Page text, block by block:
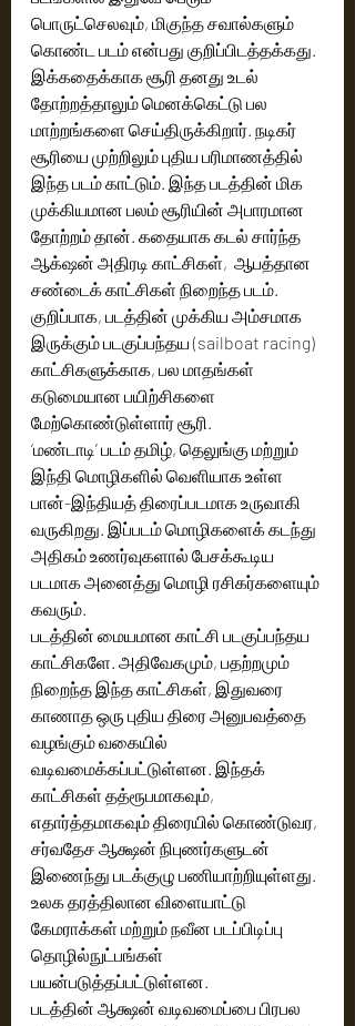
பொருட்செலவும், மிகுந்த சவால்களும்
கொண்ட படம் என்பது குறிப்பிடத்தக்கது.
இக்கதைக்காக சூரி தனது உடல்
தோற்றத்தாலும் மெனக்கெட்டு பல
மாற்றங்களை செய்திருக்கிறார். நடிகர்
சூரியை முற்றிலும் புதிய பரிமாணத்தில்
இந்த படம் காட்டும். இந்த படத்தின் மிக
முக்கியமான பலம் சூரியின் அபாரமான
தோற்றம் தான். கதையாக கடல் சார்ந்த
ஆக்‌ஷன் அதிரடி காட்சிகள்,  ஆபத்தான
சண்டைக் காட்சிகள் நிறைந்த படம்.
குறிப்பாக, படத்தின் முக்கிய அம்சமாக
இருக்கும் படகுப்பந்தய (sailboat racing)
காட்சிகளுக்காக, பல மாதங்கள்
கடுமையான பயிற்சிகளை
மேற்கொண்டுள்ளார் சூரி.
‘மண்டாடி’ படம் தமிழ், தெலுங்கு மற்றும்
இந்தி மொழிகளில் வெளியாக உள்ள
பான்-இந்தியத் திரைப்படமாக உருவாகி
வருகிறது. இப்படம் மொழிகளைக் கடந்து
அதிகம் உணர்வுகளால் பேசக்கூடிய
படமாக அனைத்து மொழி ரசிகர்களையும்
கவரும்.
படத்தின் மையமான காட்சி படகுப்பந்தய
காட்சிகளே. அதிவேகமும், பதற்றமும்
நிறைந்த இந்த காட்சிகள், இதுவரை
காணாத ஒரு புதிய திரை அனுபவத்தை
வழங்கும் வகையில்
வடிவமைக்கப்பட்டுள்ளன. இந்தக்
காட்சிகள் தத்ரூபமாகவும்,
எதார்த்தமாகவும் திரையில் கொண்டுவர,
சர்வதேச ஆக்ஷன் நிபுணர்களுடன்
இணைந்து படக்குழு பணியாற்றியுள்ளது.
உலக தரத்திலான விளையாட்டு
கேமராக்கள் மற்றும் நவீன படப்பிடிப்பு
தொழில்நுட்பங்கள்
பயன்படுத்தப்பட்டுள்ளன.
படத்தின் ஆக்ஷன் வடிவமைப்பை பிரபல